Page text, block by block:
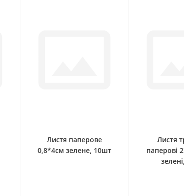
Листя паперове
0,8*4см зелене, 10шт
Листя
паперові